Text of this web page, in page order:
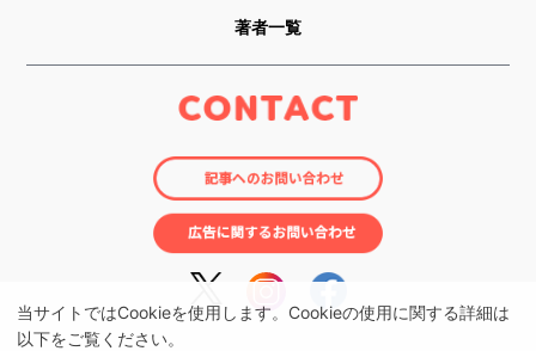
当サイトではCookieを使用します。Cookieの使用に関する詳細は
以下をご覧ください。
著者一覧